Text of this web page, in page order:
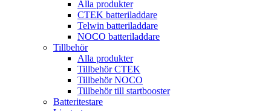
Alla produkter
CTEK batteriladdare
Telwin batteriladdare
NOCO batteriladdare
Tillbehör
Alla produkter
Tillbehör CTEK
Tillbehör NOCO
Tillbehör till startbooster
Batteritestare